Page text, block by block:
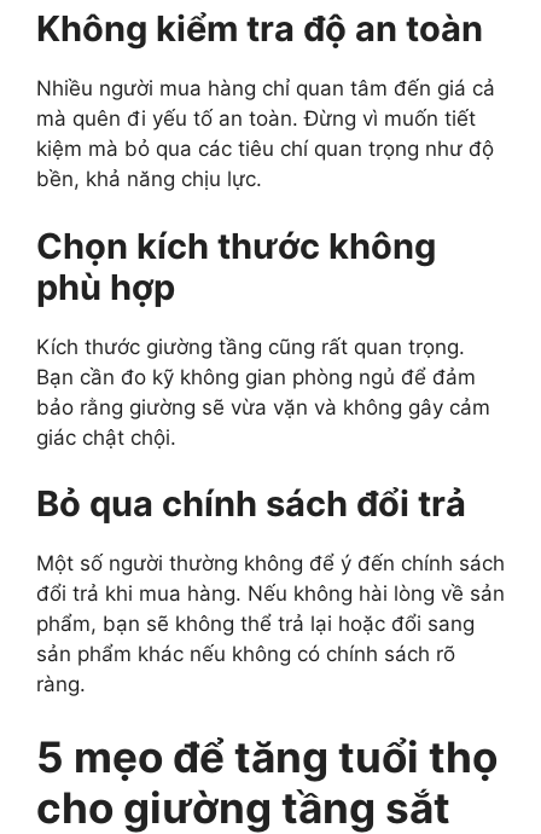
Không kiểm tra độ an toàn
Nhiều người mua hàng chỉ quan tâm đến giá cả
mà quên đi yếu tố an toàn. Đừng vì muốn tiết
kiệm mà bỏ qua các tiêu chí quan trọng như độ
bền, khả năng chịu lực.
Chọn kích thước không
phù hợp
Kích thước giường tầng cũng rất quan trọng.
Bạn cần đo kỹ không gian phòng ngủ để đảm
bảo rằng giường sẽ vừa vặn và không gây cảm
giác chật chội.
Bỏ qua chính sách đổi trả
Một số người thường không để ý đến chính sách
đổi trả khi mua hàng. Nếu không hài lòng về sản
phẩm, bạn sẽ không thể trả lại hoặc đổi sang
sản phẩm khác nếu không có chính sách rõ
ràng.
5 mẹo để tăng tuổi thọ
cho giường tầng sắt